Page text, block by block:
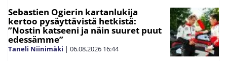
Sebastien Ogierin kartanlukija
kertoo pysäyttävistä hetkistä:
”Nostin katseeni ja näin suuret puut
edessämme”
Taneli Niinimäki | 06.08.2026 16:44